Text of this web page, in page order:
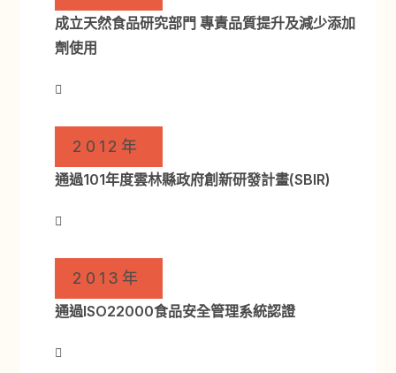
成立天然食品研究部門 專責品質提升及減少添加
劑使用
2012年
通過101年度雲林縣政府創新研發計畫(SBIR)
2013年
通過ISO22000食品安全管理系統認證